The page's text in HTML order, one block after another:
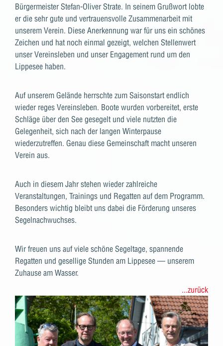
Bürgermeister Stefan-Oliver Strate. In seinem Grußwort lobte
er die sehr gute und vertrauensvolle Zusammenarbeit mit
unserem Verein. Diese Anerkennung war für uns ein schönes
Zeichen und hat noch einmal gezeigt, welchen Stellenwert
unser Vereinsleben und unser Engagement rund um den
Lippesee haben.
Auf unserem Gelände herrschte zum Saisonstart endlich
wieder reges Vereinsleben. Boote wurden vorbereitet, erste
Schläge über den See gesegelt und viele nutzten die
Gelegenheit, sich nach der langen Winterpause
wiederzutreffen. Genau diese Gemeinschaft macht unseren
Verein aus.
Auch in diesem Jahr stehen wieder zahlreiche
Veranstaltungen, Trainings und Regatten auf dem Programm.
Besonders wichtig bleibt uns dabei die Förderung unseres
Segelnachwuchses.
Wir freuen uns auf viele schöne Segeltage, spannende
Regatten und gesellige Stunden am Lippesee — unserem
Zuhause am Wasser.
...zurück